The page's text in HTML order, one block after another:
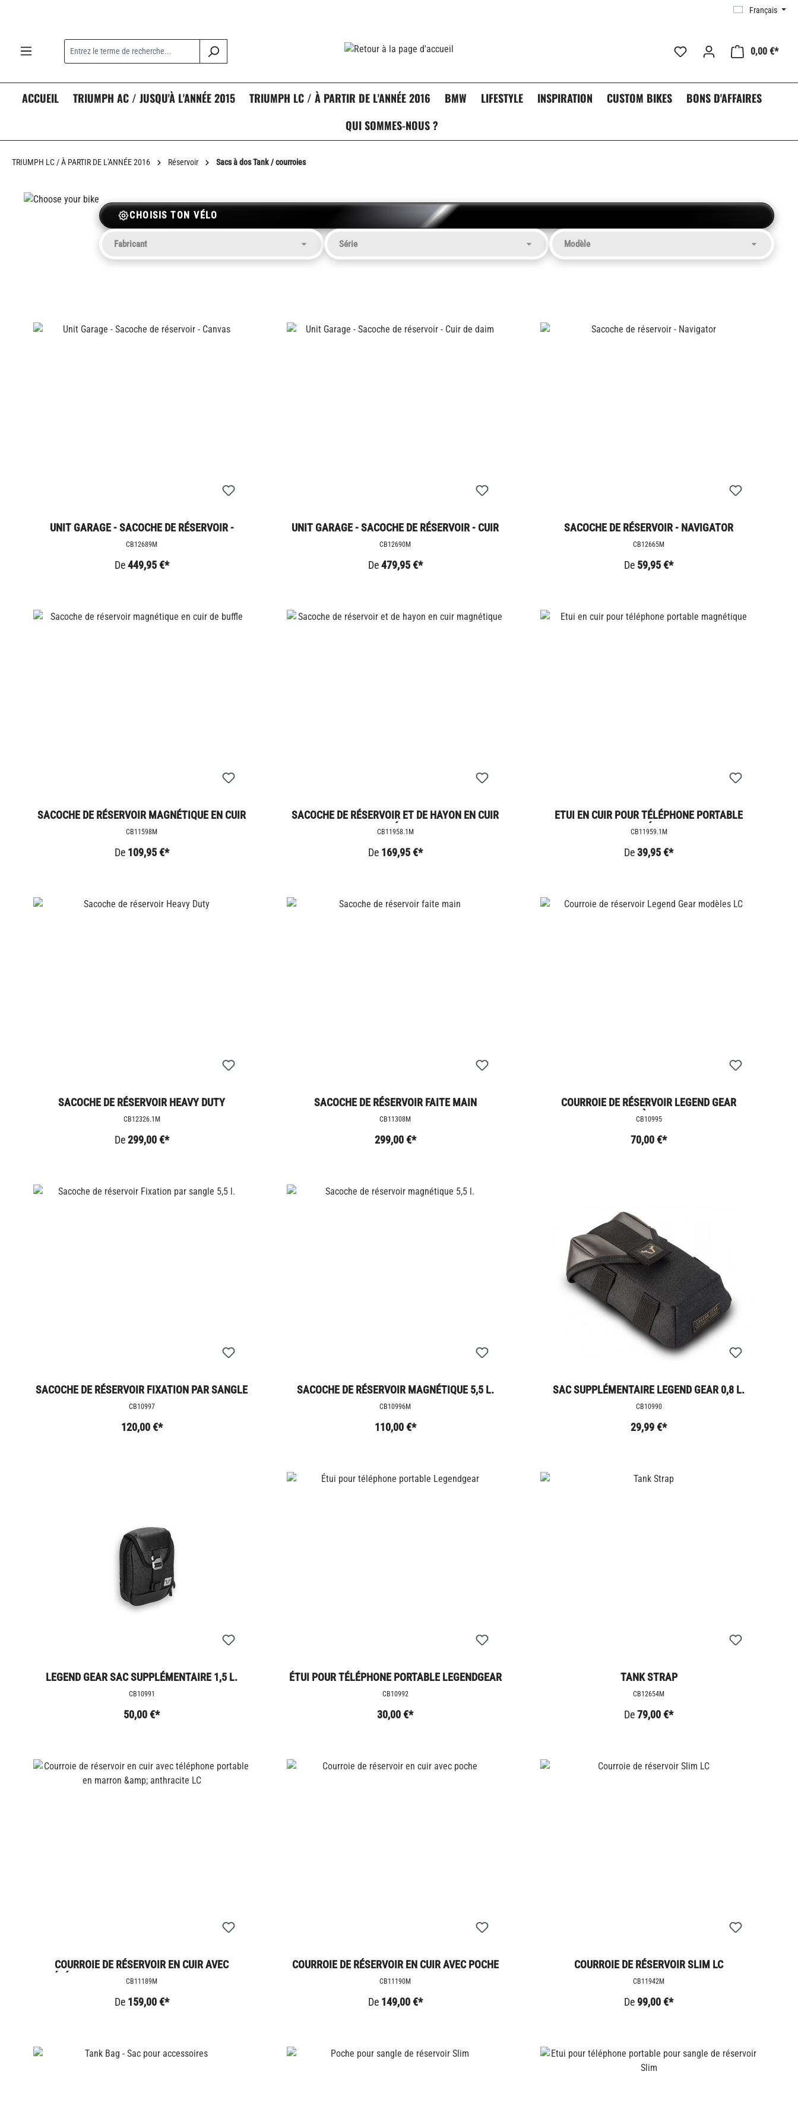
Français
0,00 €*
ACCUEIL TRIUMPH AC / JUSQU'À L'ANNÉE 2015 TRIUMPH LC / À PARTIR DE L'ANNÉE 2016 BMW LIFESTYLE INSPIRATION CUSTOM BIKES
BONS D'AFFAIRES
QUI SOMMES-NOUS ?
TRIUMPH LC / À PARTIR DE L'ANNÉE 2016 Réservoir Sacs à dos Tank / courroies
CHOISIS TON VÉLO
UNIT GARAGE - SACOCHE DE RÉSERVOIR -
CANVAS
CB12689M
De449,95 €*
UNIT GARAGE - SACOCHE DE RÉSERVOIR - CUIR
DE DAIM
CB12690M
De479,95 €*
SACOCHE DE RÉSERVOIR - NAVIGATOR
CB12665M
De 59,95 €*
SACOCHE DE RÉSERVOIR MAGNÉTIQUE EN CUIR
DE BUFFLE
CB11598M
De 109,95 €*
SACOCHE DE RÉSERVOIR ET DE HAYON EN CUIR
MAGNÉTIQUE
CB11958.1M
De 169,95 €*
ETUI EN CUIR POUR TÉLÉPHONE PORTABLE
MAGNÉTIQUE
CB11959.1M
De39,95 €*
SACOCHE DE RÉSERVOIR HEAVY DUTY
CB12326.1M
De299,00 €*
SACOCHE DE RÉSERVOIR FAITE MAIN
CB11308M
299,00 €*
COURROIE DE RÉSERVOIR LEGEND GEAR
MODÈLES LC
CB10995
70,00 €*
SACOCHE DE RÉSERVOIR FIXATION PAR SANGLE
5,5 L.
CB10997
120,00 €*
SACOCHE DE RÉSERVOIR MAGNÉTIQUE 5,5 L.
CB10996M
110,00 €*
SAC SUPPLÉMENTAIRE LEGEND GEAR 0,8 L.
CB10990
29,99 €*
LEGEND GEAR SAC SUPPLÉMENTAIRE 1,5 L.
CB10991
50,00 €*
ÉTUI POUR TÉLÉPHONE PORTABLE LEGENDGEAR
CB10992
30,00 €*
TANK STRAP
CB12654M
De79,00 €*
COURROIE DE RÉSERVOIR EN CUIR AVEC
TÉLÉPHONE PORTABLE EN MARRON &AMP;
CB11189M
De 159,00 €*
COURROIE DE RÉSERVOIR EN CUIR AVEC POCHE
CB11190M
De 149,00 €*
COURROIE DE RÉSERVOIR SLIM LC
CB11942M
De 99,00 €*